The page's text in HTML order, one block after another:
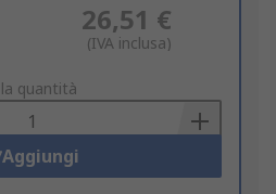
26,51 €
(IVA inclusa)
quantità
Aggiungi